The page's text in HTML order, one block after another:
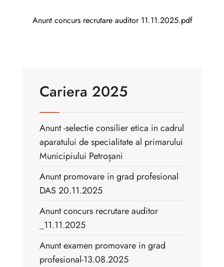
Anunt concurs recrutare auditor 11.11.2025.pdf
Cariera 2025
Anunt -selectie consilier etica in cadrul
aparatului de specialitate al primarului
Municipiului Petroșani
Anunt promovare in grad profesional
DAS 20.11.2025
Anunt concurs recrutare auditor
_11.11.2025
Anunt examen promovare in grad
profesional-13.08.2025